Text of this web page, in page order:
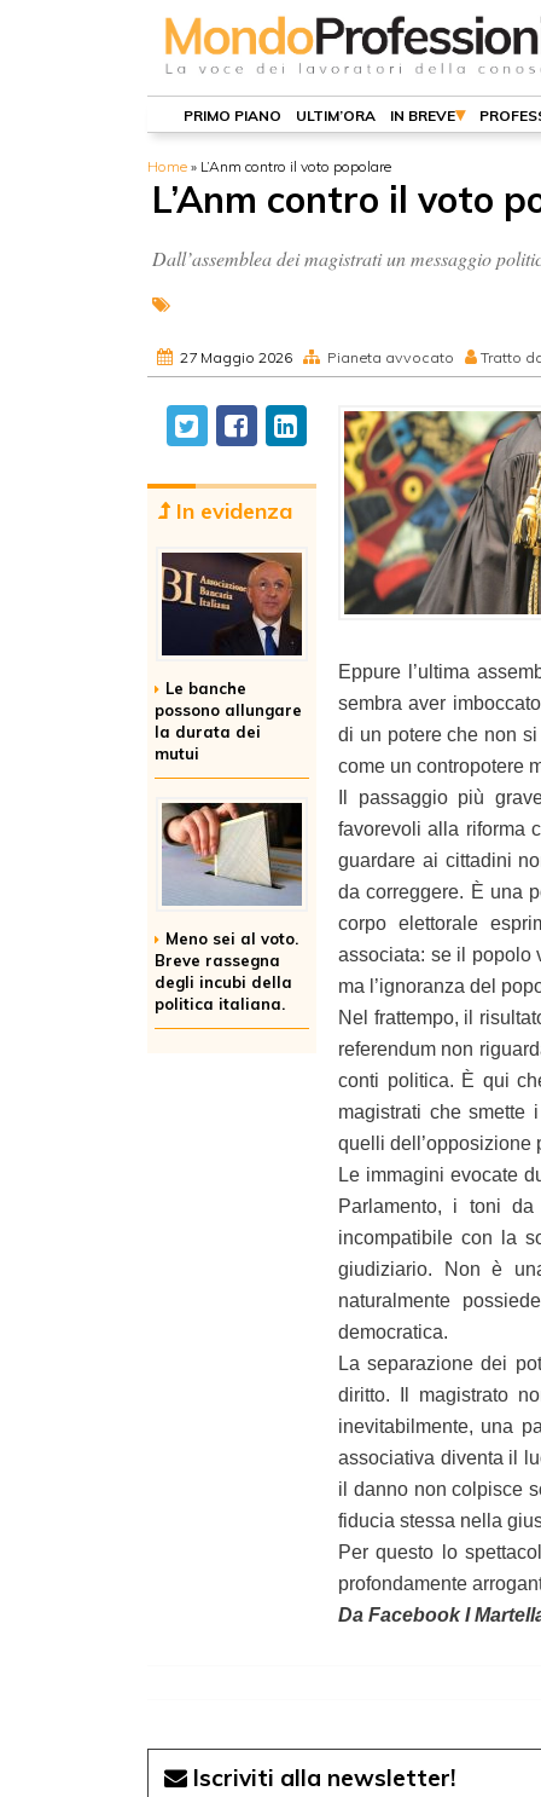
PRIMO PIANO ULTIM’ORA IN BREVE
Home » L’Anm contro il voto popolare
L’Anm contro il voto
Dall’assemblea dei magistrati un messaggio
27 Maggio 2026 Pianeta avvocato Tratto
In evidenza
Le banche
possono allungare
la durata dei
mutui
Meno sei al voto.
Breve rassegna
degli incubi della
politica italiana.
Eppure l’ultima
sembra aver
di un potere che non
come un contropotere
Il passaggio più
favorevoli alla riforma
guardare ai cittadini
da correggere. È una
corpo elettorale
associata: se il popolo
ma l’ignoranza del
Nel frattempo, il
referendum non
conti politica. È qui
magistrati che smette
quelli dell’opposizione
Le immagini evocate
Parlamento, i toni
incompatibile con la
giudiziario. Non è
naturalmente
democratica.
La separazione dei
diritto. Il magistrato
inevitabilmente, una
associativa diventa il
il danno non colpisce
fiducia stessa nella
Per questo lo
profondamente
Da Facebook I
Iscriviti alla newsletter!